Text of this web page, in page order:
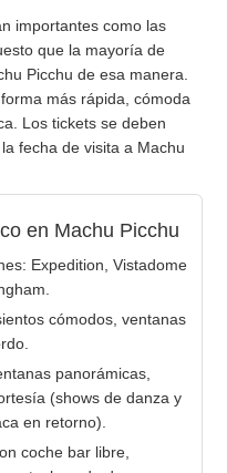
importantes como las
que la mayoría de
Picchu de esa manera.
más rápida, cómoda
Los tickets se deben
fecha de visita a Machu
en Machu Picchu
Expedition, Vistadome
cómodos, ventanas
panorámicas,
(shows de danza y
en retorno).
coche bar libre,